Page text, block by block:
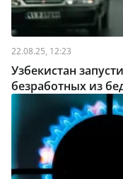
22.08.25, 12:23
Узбекистан
безработных из